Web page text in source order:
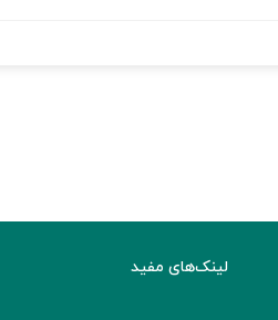
لینک‌های مفید